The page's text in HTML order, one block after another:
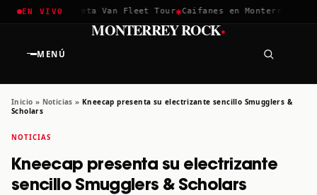
EN VIVO
2026 ✱Greta Van Fleet Tour✱Caifanes en Monterrey · 12
MENÚ
MONTERREY ROCK·
Inicio » Noticias » Kneecap presenta su electrizante sencillo Smugglers &
Scholars
NOTICIAS
Kneecap presenta su electrizante
sencillo Smugglers & Scholars